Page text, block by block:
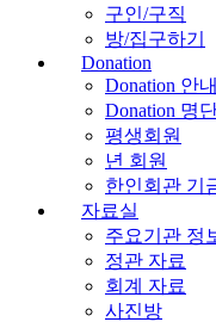
구인/구직
방/집구하기
Donation
Donation 안내
Donation 명
평생회원
년 회원
한인회관 기
자료실
주요기관 정
정관 자료
회계 자료
사진방